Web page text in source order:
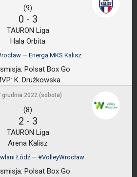
(9)
0 - 3
TAURON Liga
Hala Orbita
— Energa MKS Kalisz
Polsat Box Go
K. Drużkowska
grudnia 2022 (sobota)
(8)
2 - 3
TAURON Liga
Arena Kalisz
Łódź — #VolleyWrocław
Polsat Box Go